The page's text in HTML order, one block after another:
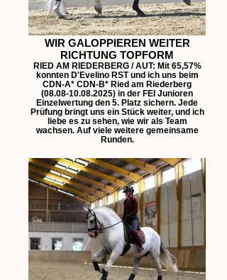
WIR GALOPPIEREN WEITER
RICHTUNG TOPFORM
RIED AM RIEDERBERG / AUT: Mit 65,57%
konnten D'Evelino RST und ich uns beim
CDN-A* CDN-B* Ried am Riederberg
(08.08-10.08.2025) in der FEI Junioren
Einzelwertung den 5. Platz sichern. Jede
Prüfung bringt uns ein Stück weiter, und ich
liebe es zu sehen, wie wir als Team
wachsen. Auf viele weitere gemeinsame
Runden.